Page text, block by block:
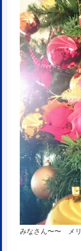
みなさん〜〜 メリ